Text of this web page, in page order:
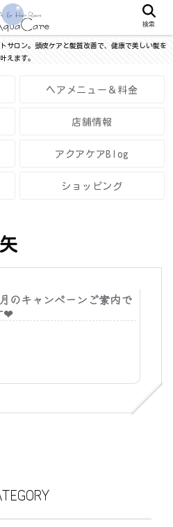
サロン。頭皮ケアと髪質改善で、健康で美しい髪を
叶えます。
ヘアメニュー＆料金
店舗情報
アクアケアBlog
ショッピング
のキャンペーンご案内で
❤
検索